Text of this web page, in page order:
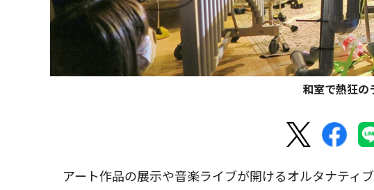
和室で熱狂の
アート作品の展示や音楽ライブが開けるオルタナティ